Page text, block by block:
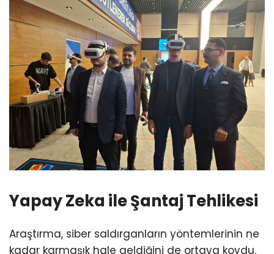
Yapay Zeka ile Şantaj Tehlikesi
Araştırma, siber saldırganların yöntemlerinin ne
kadar karmaşık hale geldiğini de ortaya koydu.